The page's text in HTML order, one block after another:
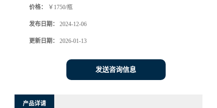
价格： ￥1750/瓶
发布日期： 2024-12-06
更新日期： 2026-01-13
发送咨询信息
产品详请